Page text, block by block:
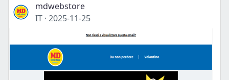
mdwebstore
IT · 2025-11-25